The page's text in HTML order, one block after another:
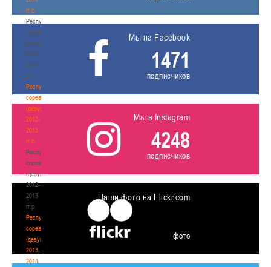
гг.р.
Республиканские
соревнования
(юноши)
2013-
2014
гг.р.
Республиканские
соревнования
(девушки)
2012-
2013
гг.р.
Республиканские
соревнования
(девушки)
2012-
2013
гг.р.
Республиканские
соревнования
(девушки)
2013-
2014
Мы на Facebook
1471
подписчиков
Мы в Instagram
4248
подписчиков
Наши фото на Flickr.com
фото